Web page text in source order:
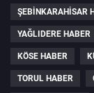
ŞEBINKARAHISAR
YAĞLIDERE HABER
KÖSE HABER
TORUL HABER